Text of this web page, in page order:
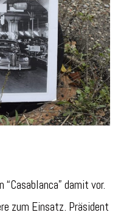
damit vor.
zum Einsatz. Präsident